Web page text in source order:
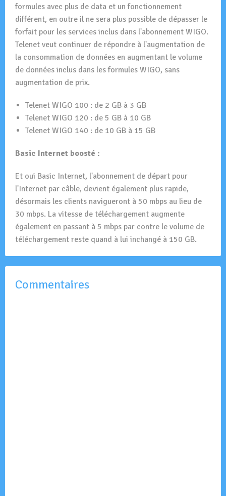
formules avec plus de data et un fonctionnement
différent, en outre il ne sera plus possible de dépasser le
forfait pour les services inclus dans l'abonnement WIGO.
Telenet veut continuer de répondre à l'augmentation de
la consommation de données en augmentant le volume
de données inclus dans les formules WIGO, sans
augmentation de prix.
Telenet WIGO 100 : de 2 GB à 3 GB
Telenet WIGO 120 : de 5 GB à 10 GB
Telenet WIGO 140 : de 10 GB à 15 GB
Basic Internet boosté :
Et oui Basic Internet, l'abonnement de départ pour
l'Internet par câble, devient également plus rapide,
désormais les clients navigueront à 50 mbps au lieu de
30 mbps. La vitesse de téléchargement augmente
également en passant à 5 mbps par contre le volume de
téléchargement reste quand à lui inchangé à 150 GB.
Commentaires